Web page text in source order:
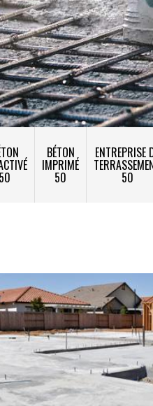
50
BÉTON
IMPRIMÉ
50
ENTREPRISE
50